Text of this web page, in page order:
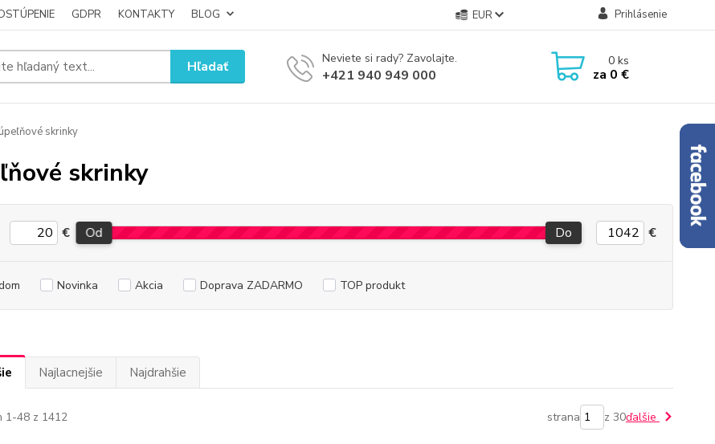
GDPR KONTAKTY BLOG EUR Prihlásenie
Hľadať Neviete si rady? Zavolajte.
+421 940 949 000
0ks
za 0 €
skrinky
skrinky
€ Od Do €
Novinka Akcia Doprava ZADARMO TOP produkt
Najlacnejšie Najdrahšie
1-48 z 1412 strana z 30ďalšie